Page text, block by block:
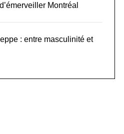
Montréal
: entre masculinité et